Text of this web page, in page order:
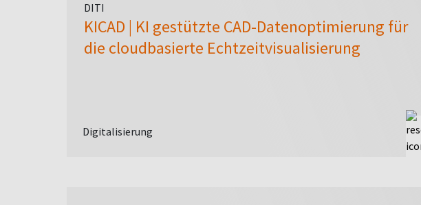
DITI
KICAD | KI gestützte CAD-Datenoptimierung für
die cloudbasierte Echtzeitvisualisierung
Digitalisierung